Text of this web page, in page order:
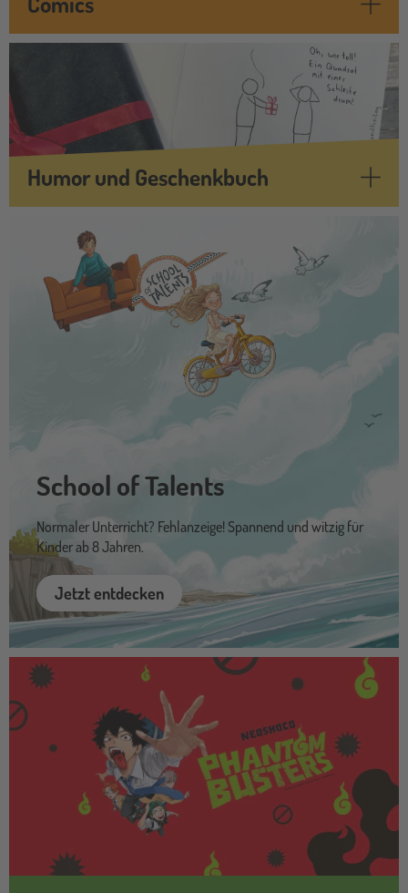
Humor und Geschenkbuch
School of Talents
Normaler Unterricht? Fehlanzeige! Spannend und witzig für
Kinder ab 8 Jahren.
Jetzt entdecken